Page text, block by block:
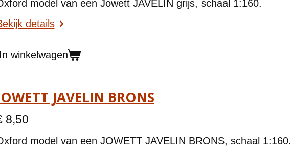
model van een Jowett JAVELIN grijs, schaal 1:160.
details
winkelwagen
JAVELIN BRONS
8,50
model van een JOWETT JAVELIN BRONS, schaal 1:160.